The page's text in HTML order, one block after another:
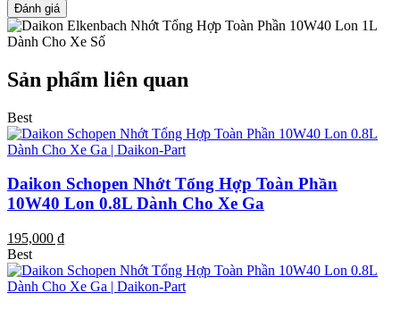
Đánh giá
Sản phẩm liên quan
Best
Daikon Schopen Nhớt Tổng Hợp Toàn Phần
10W40 Lon 0.8L Dành Cho Xe Ga
195,000 ₫
Best